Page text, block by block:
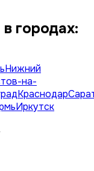
городах:
Нижний
на-
Краснодар
Иркутск